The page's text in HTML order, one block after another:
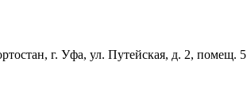
г. Уфа, ул. Путейская, д. 2, помещ. 5